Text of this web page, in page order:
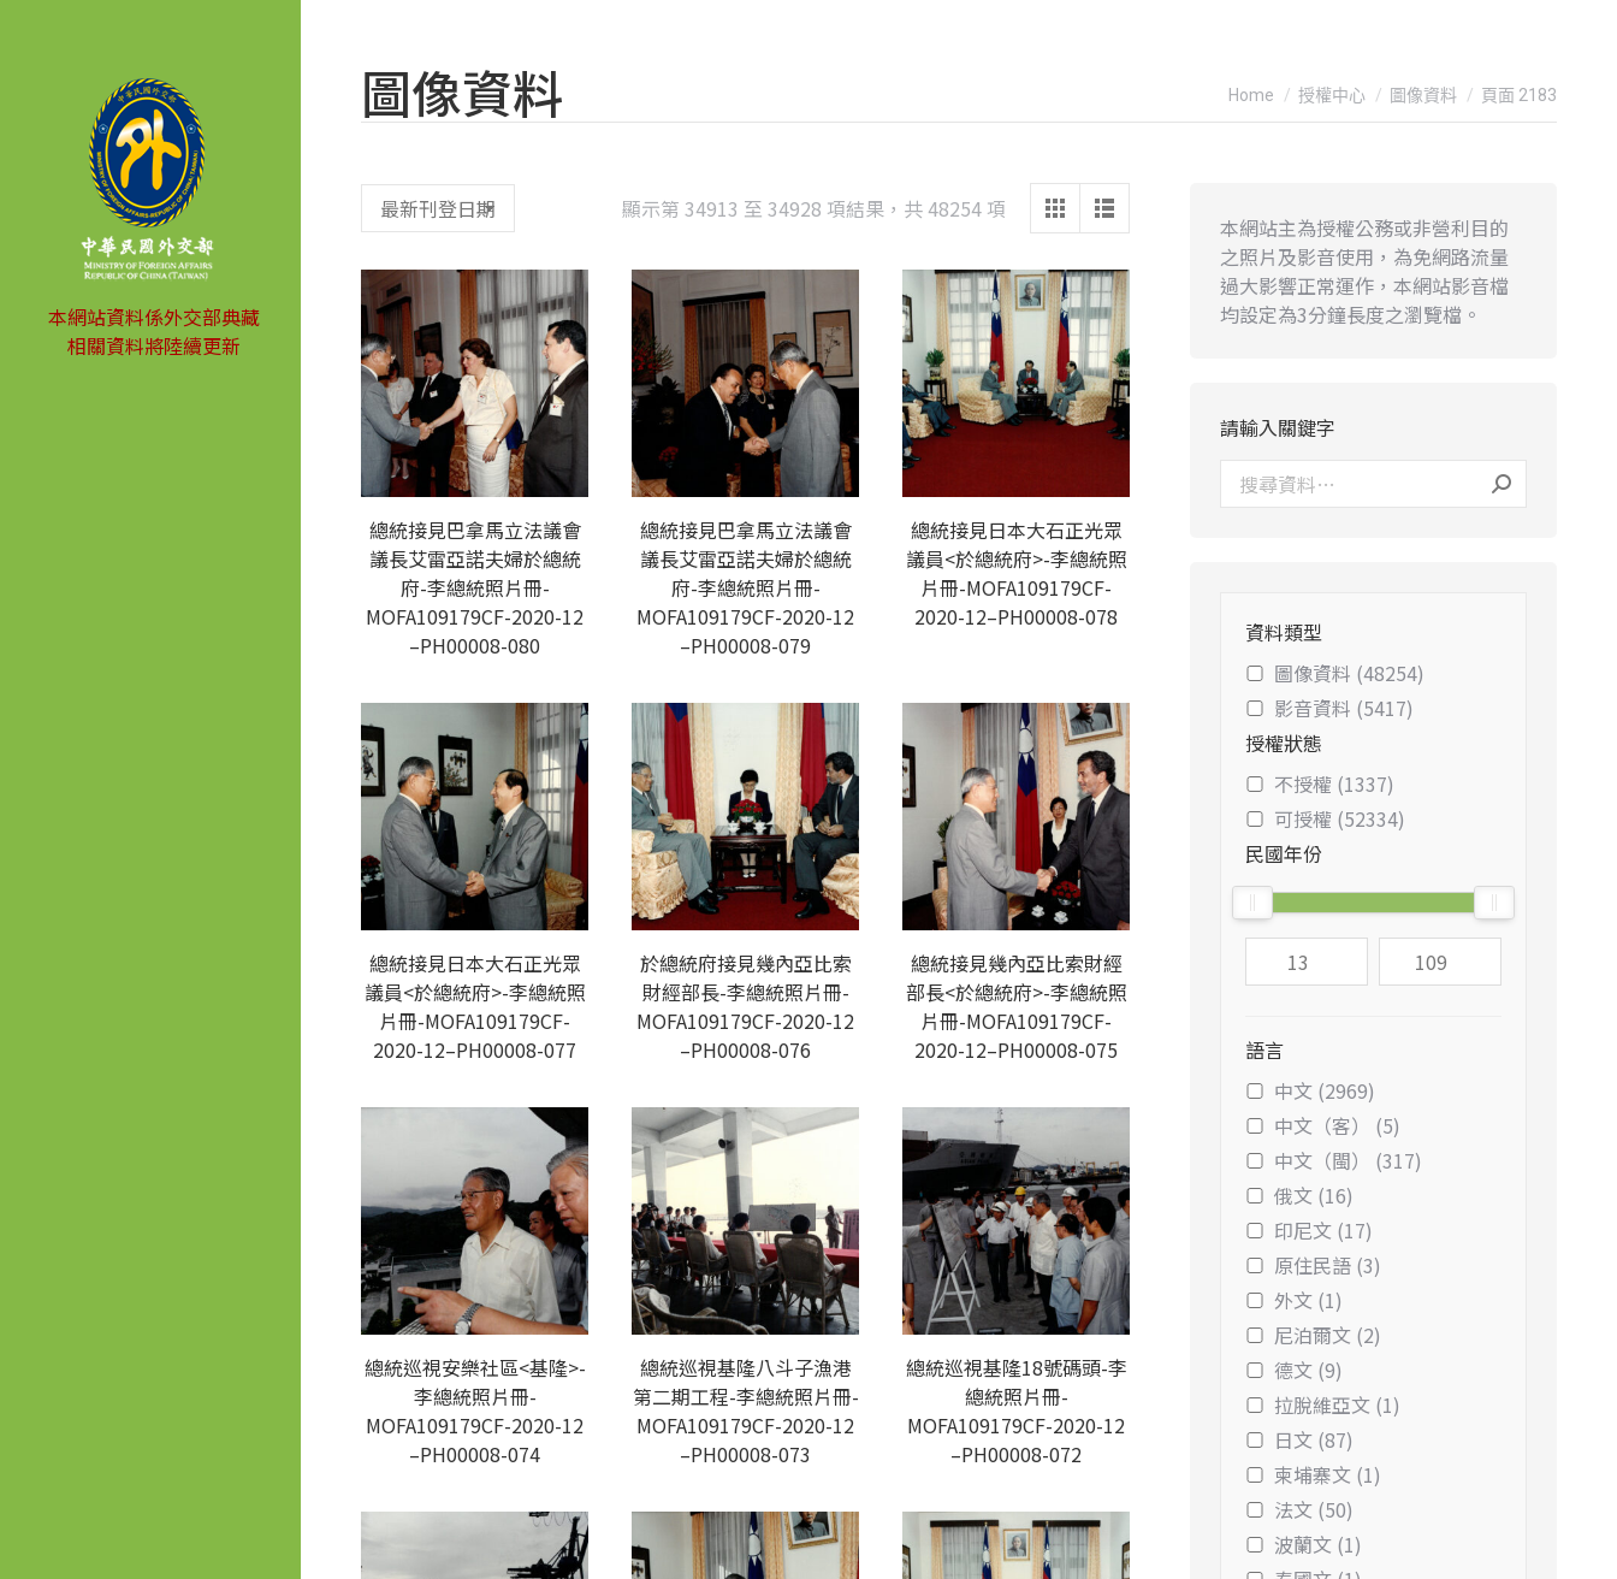
本網站資料係外交部典藏
相關資料將陸續更新
圖像資料 You are here:
Home 授權中心 圖像資料 頁面 2183
顯示第 34913 至 34928 項結果，共 48254 項 Sorted
latest
總統接見巴拿馬立法議會
議長艾雷亞諾夫婦於總統
府-李總統照片冊-
MOFA109179CF-2020-12
–PH00008-080
總統接見巴拿馬立法議會
議長艾雷亞諾夫婦於總統
府-李總統照片冊-
MOFA109179CF-2020-12
–PH00008-079
總統接見日本大石正光眾
議員<於總統府>-李總統照
片冊-MOFA109179CF-
2020-12–PH00008-078
總統接見日本大石正光眾
議員<於總統府>-李總統照
片冊-MOFA109179CF-
2020-12–PH00008-077
於總統府接見幾內亞比索
財經部長-李總統照片冊-
MOFA109179CF-2020-12
–PH00008-076
總統接見幾內亞比索財經
部長<於總統府>-李總統照
片冊-MOFA109179CF-
2020-12–PH00008-075
總統巡視安樂社區<基隆>-
李總統照片冊-
MOFA109179CF-2020-12
–PH00008-074
總統巡視基隆八斗子漁港
第二期工程-李總統照片冊-
MOFA109179CF-2020-12
–PH00008-073
總統巡視基隆18號碼頭-李
總統照片冊-
MOFA109179CF-2020-12
–PH00008-072
本網站主為授權公務或非營利目的
之照片及影音使用，為免網路流量
過大影響正常運作，本網站影音檔
均設定為3分鐘長度之瀏覽檔。
請輸入關鍵字
資料類型
圖像資料 (48254)
影音資料 (5417)
授權狀態
不授權 (1337)
可授權 (52334)
民國年份
語言
中文 (2969)
中文（客） (5)
中文（閩） (317)
俄文 (16)
印尼文 (17)
原住民語 (3)
外文 (1)
尼泊爾文 (2)
德文 (9)
拉脫維亞文 (1)
日文 (87)
柬埔寨文 (1)
法文 (50)
波蘭文 (1)